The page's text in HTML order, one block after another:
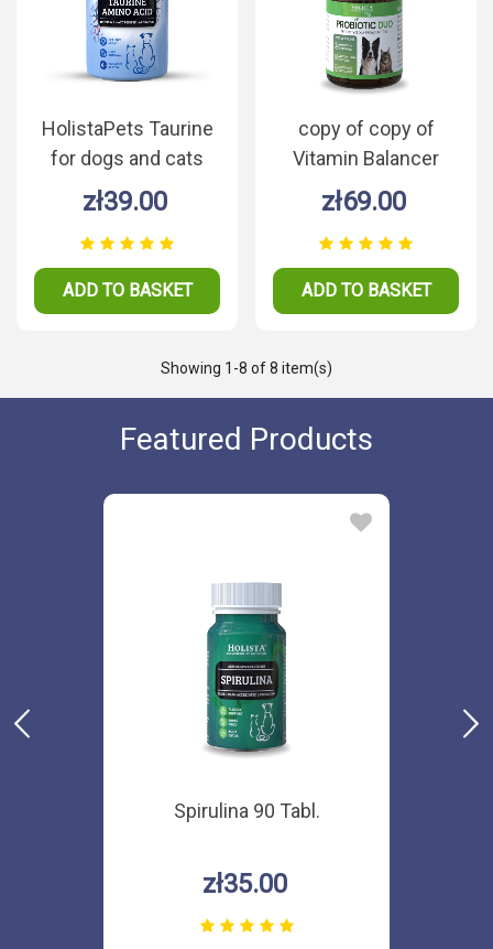
HolistaPets Taurine
for dogs and cats
250g
zł39.00
ADD TO BASKET
copy of copy of
Vitamin Balancer
suplement
witaminowo -
mineralny 90
tabletek
zł69.00
ADD TO BASKET
Showing 1 -8 of 8 item(s)
Featured Products
Spirulina 90 Tabl.
zł35.00